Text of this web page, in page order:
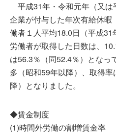
平成31年・令和元年（又は
企業が付与した年次有給休暇
働者１人平均18.0日（平成
労働者が取得した日数は、
は56.3％（同52.4％）となっ
多（昭和59年以降）、取得
降）となりました。
◆賃金制度
(1)時間外労働の割増賃金率